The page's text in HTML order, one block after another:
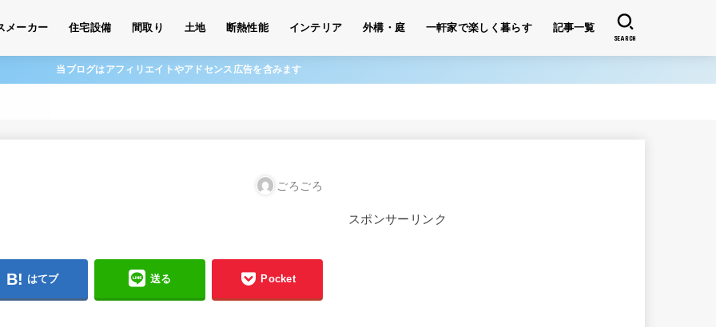
メーカー 住宅設備 間取り 土地 断熱性能 インテリア 外構・庭 一軒家で楽しく暮らす 記事一覧
SEARCH
当ブログはアフィリエイトやアドセンス広告を含みます
ごろごろ
はてブ 送る Pocket
スポンサーリンク